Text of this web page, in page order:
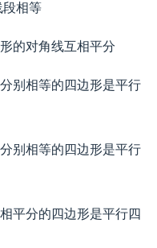
段相等
的对角线互相平分
别相等的四边形是平行
别相等的四边形是平行
平分的四边形是平行四